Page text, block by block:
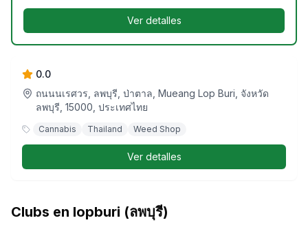
Ver detalles
GanjaShop (กัญชาช็อป) / Canabis
0.0
ถนนนเรศวร, ลพบุรี, ป่าตาล, Mueang Lop Buri, จังหวัด
ลพบุรี, 15000, ประเทศไทย
Cannabis Thailand Weed Shop
Ver detalles
Clubs en lopburi (ลพบุรี)